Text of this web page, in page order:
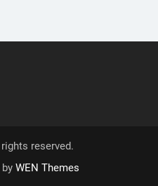
reserved.
WEN Themes